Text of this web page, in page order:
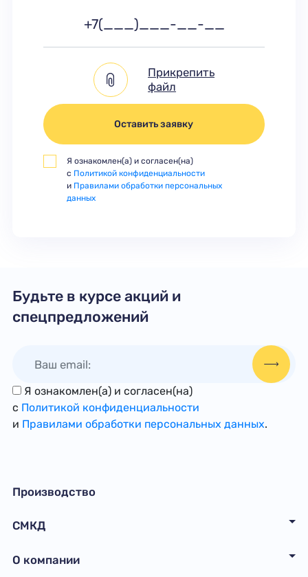
Прикрепить
файл
Оставить заявку
Я ознакомлен(а) и согласен(на)
с Политикой конфиденциальности
и Правилами обработки персональных
данных
Будьте в курсе акций и
спецпредложений
Я ознакомлен(а) и согласен(на)
с Политикой конфиденциальности
и Правилами обработки персональных данных.
Производство
СМКД
О компании